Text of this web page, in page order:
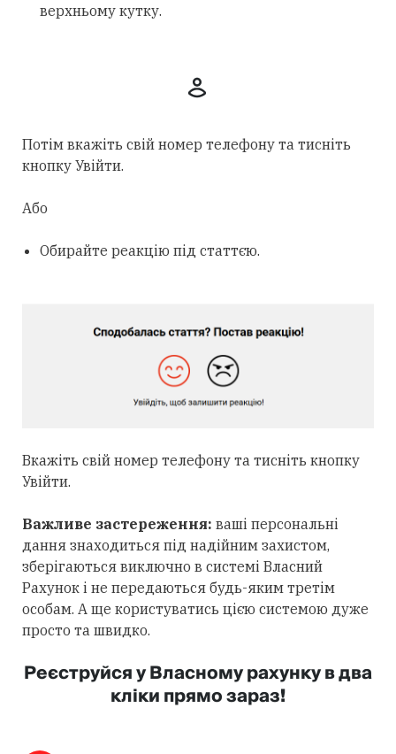
верхньому кутку.
Потім вкажіть свій номер телефону та тисніть
кнопку Увійти.
Або
Обирайте реакцію під статтєю.
Вкажіть свій номер телефону та тисніть кнопку
Увійти.
Важливе застереження: ваші персональні
дання знаходиться під надійним захистом,
зберігаються виключно в системі Власний
Рахунок і не передаються будь-яким третім
особам. А ще користуватись цією системою дуже
просто та швидко.
Реєструйся у Власному рахунку в два
кліки прямо зараз!